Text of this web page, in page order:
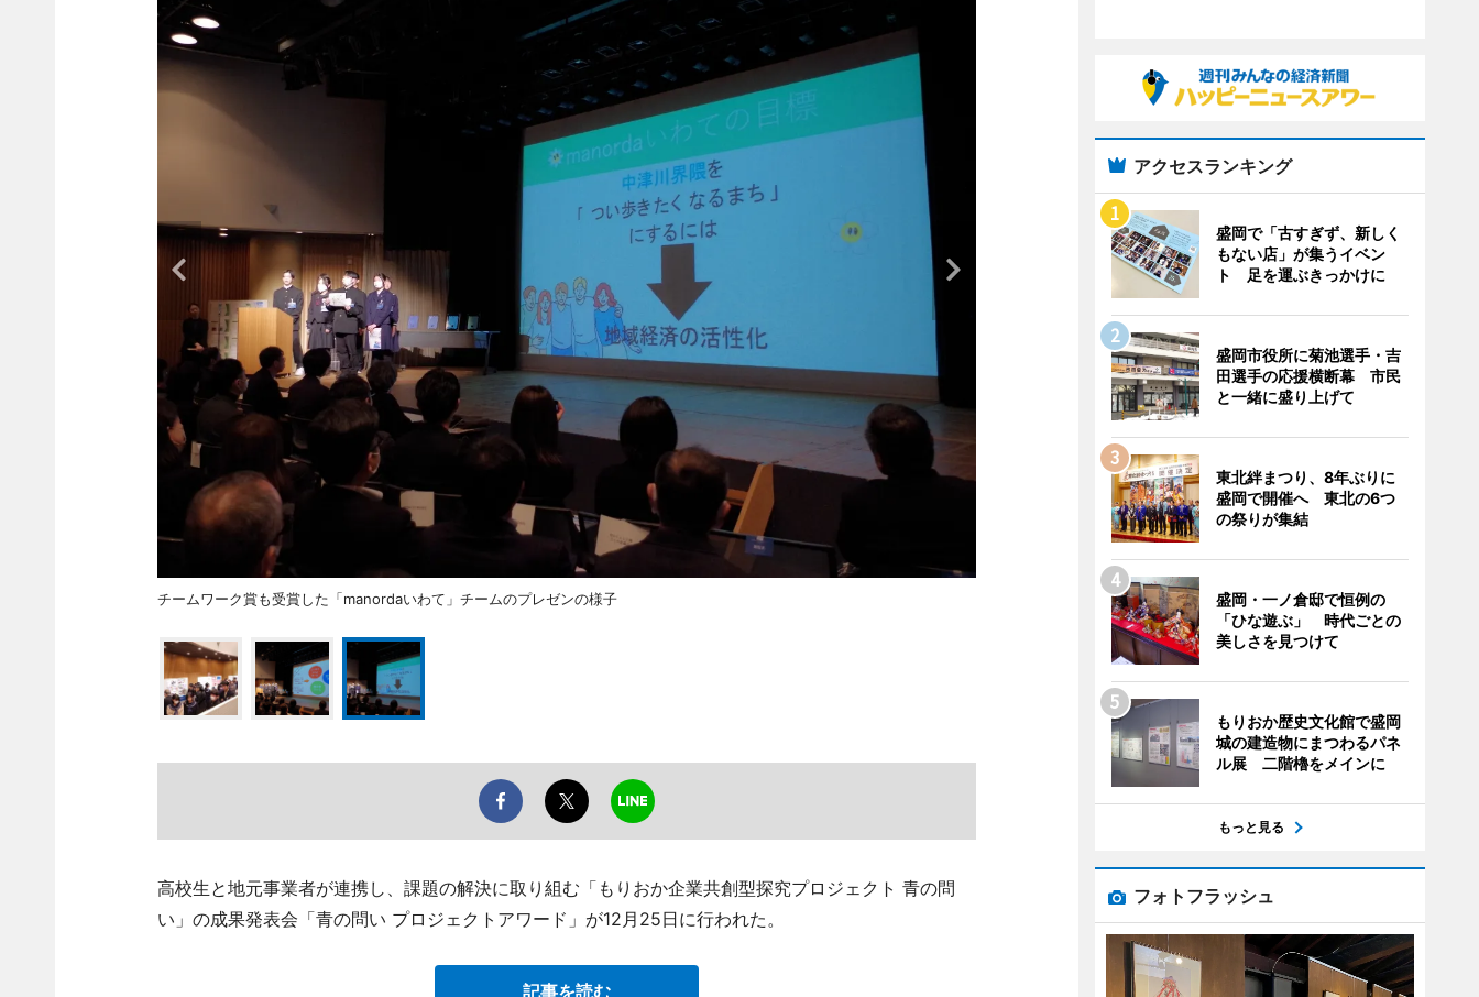
チームワーク賞も受賞した「manordaいわて」チームのプレゼンの様子
高校生と地元事業者が連携し、課題の解決に取り組む「もりおか企業共創型探究プロジェクト 青の問
い」の成果発表会「青の問い プロジェクトアワード」が12月25日に行われた。
記事を読む
アクセスランキング
盛岡で「古すぎず、新しく
もない店」が集うイベン
ト 足を運ぶきっかけに
盛岡市役所に菊池選手・吉
田選手の応援横断幕 市民
と一緒に盛り上げて
東北絆まつり、8年ぶりに
盛岡で開催へ 東北の6つ
の祭りが集結
盛岡・一ノ倉邸で恒例の
「ひな遊ぶ」 時代ごとの
美しさを見つけて
もりおか歴史文化館で盛岡
城の建造物にまつわるパネ
ル展 二階櫓をメインに
もっと見る
フォトフラッシュ